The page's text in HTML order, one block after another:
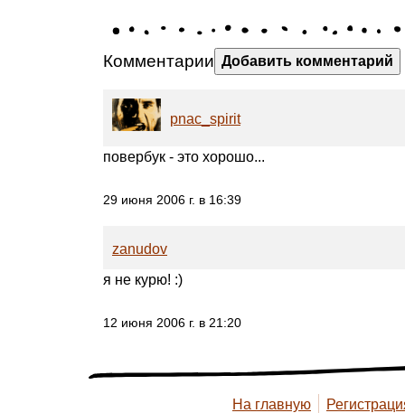
Комментарии Добавить комментарий
pnac_spirit
повербук - это хорошо...
29 июня 2006 г. в 16:39
zanudov
я не курю! :)
12 июня 2006 г. в 21:20
На главную